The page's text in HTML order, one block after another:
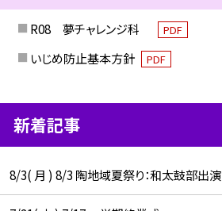
R08 夢チャレンジ科 PDF
いじめ防止基本方針 PDF
新着記事
8/3( 月 ) 8/3 陶地域夏祭り：和太鼓部出演